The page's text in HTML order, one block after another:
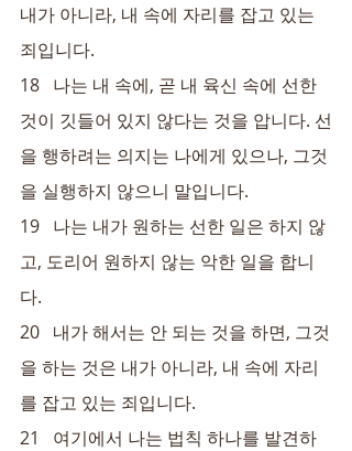
내가 아니라, 내 속에 자리를 잡고 있는
죄입니다.
18   나는 내 속에, 곧 내 육신 속에 선한
것이 깃들어 있지 않다는 것을 압니다. 선
을 행하려는 의지는 나에게 있으나, 그것
을 실행하지 않으니 말입니다.
19   나는 내가 원하는 선한 일은 하지 않
고, 도리어 원하지 않는 악한 일을 합니
다.
20   내가 해서는 안 되는 것을 하면, 그것
을 하는 것은 내가 아니라, 내 속에 자리
를 잡고 있는 죄입니다.
21   여기에서 나는 법칙 하나를 발견하